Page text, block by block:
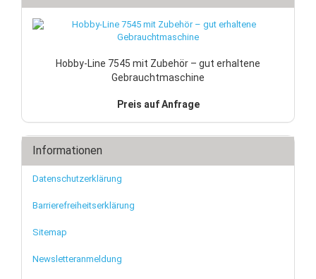
Hobby-Line 7545 mit Zubehör – gut erhaltene
Gebrauchtmaschine
Preis auf Anfrage
Informationen
Datenschutzerklärung
Barrierefreiheitserklärung
Sitemap
Newsletteranmeldung